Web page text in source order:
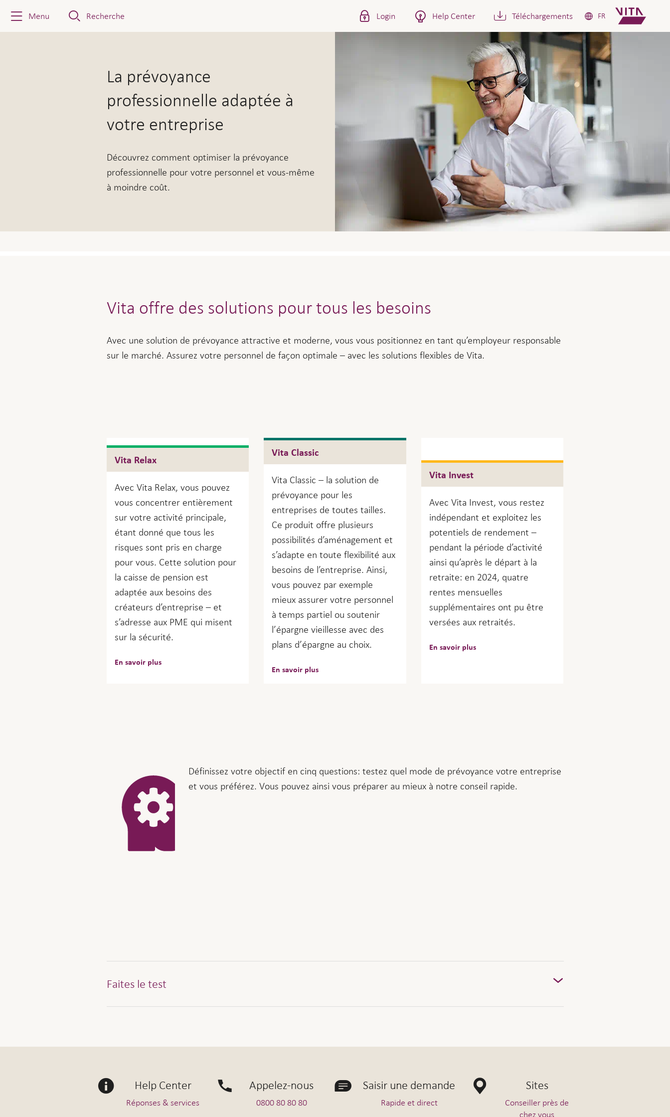
Menu Recherche Login Help Center Téléchargements FR
La prévoyance
professionnelle adaptée à
votre entreprise
Découvrez comment optimiser la prévoyance
professionnelle pour votre personnel et vous-même
à moindre coût.
Vita offre des solutions pour tous les besoins
Avec une solution de prévoyance attractive et moderne, vous vous positionnez en tant qu’employeur responsable
sur le marché. Assurez votre personnel de façon optimale – avec les solutions flexibles de Vita.
Vita Relax
Avec Vita Relax, vous pouvez
vous concentrer entièrement
sur votre activité principale,
étant donné que tous les
risques sont pris en charge
pour vous. Cette solution pour
la caisse de pension est
adaptée aux besoins des
créateurs d’entreprise – et
s’adresse aux PME qui misent
sur la sécurité.
En savoir plus
Vita Classic
Vita Classic – la solution de
prévoyance pour les
entreprises de toutes tailles.
Ce produit offre plusieurs
possibilités d’aménagement et
s’adapte en toute flexibilité aux
besoins de l’entreprise. Ainsi,
vous pouvez par exemple
mieux assurer votre personnel
à temps partiel ou soutenir
l’épargne vieillesse avec des
plans d’épargne au choix.
En savoir plus
Vita Invest
Avec Vita Invest, vous restez
indépendant et exploitez les
potentiels de rendement –
pendant la période d’activité
ainsi qu’après le départ à la
retraite: en 2024, quatre
rentes mensuelles
supplémentaires ont pu être
versées aux retraités.
En savoir plus
Définissez votre objectif en cinq questions: testez quel mode de prévoyance votre entreprise
et vous préférez. Vous pouvez ainsi vous préparer au mieux à notre conseil rapide.
Faites le test
L’essentiel, c’est que le risque soit le plus faible possible – la sécurité passe avant tout.
Help Center
Réponses & services
Appelez-nous
0800 80 80 80
Saisir une demande
Rapide et direct
Sites
Conseiller près de
chez vous